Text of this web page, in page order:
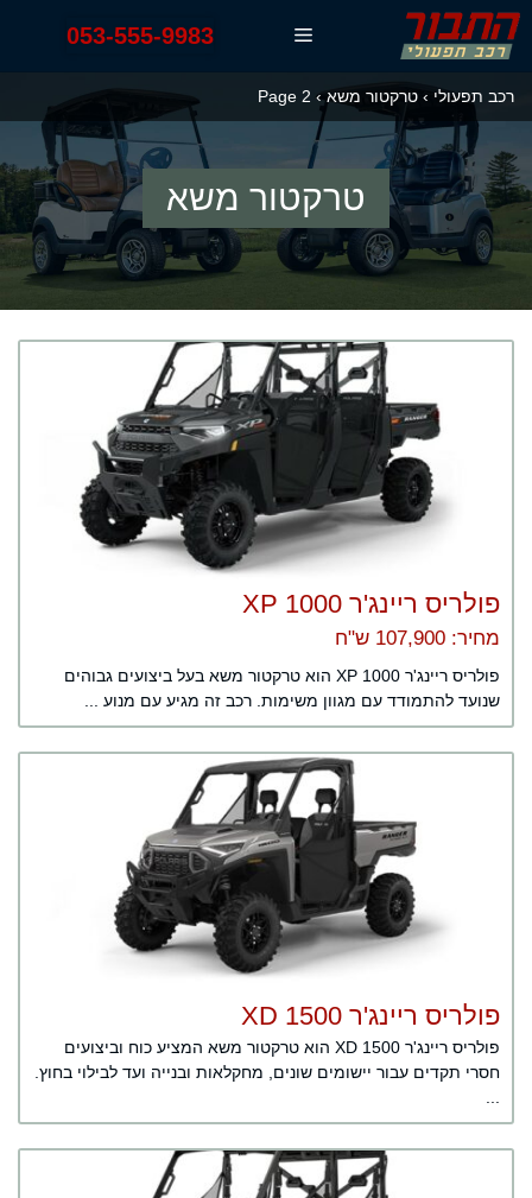
לדלג
לתוכן
תפריט 053-555-9983
רכב תפעולי › טרקטור משא›
Page 2
טרקטור משא
פולריס ריינג'ר XP 1000
מחיר: 107,900 ש"ח
פולריס ריינג'ר XP 1000 הוא טרקטור משא בעל ביצועים גבוהים
שנועד להתמודד עם מגוון משימות. רכב זה מגיע עם מנוע ...
פולריס ריינג'ר XD 1500
פולריס ריינג'ר XD 1500 הוא טרקטור משא המציע כוח וביצועים
חסרי תקדים עבור יישומים שונים, מחקלאות ובנייה ועד לבילוי בחוץ.